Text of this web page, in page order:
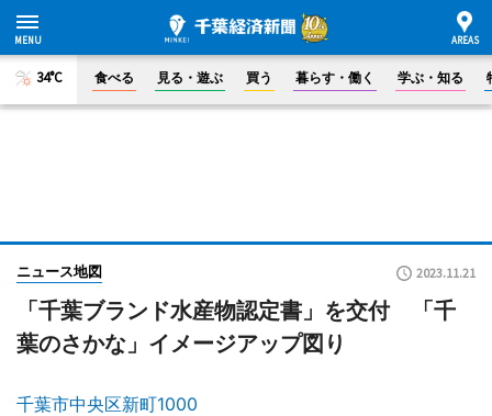
34°C 食べる 見る・遊ぶ 買う 暮らす・働く 学ぶ・知る
ニュース地図 2023.11.21
「千葉ブランド水産物認定書」を交付 「千
葉のさかな」イメージアップ図り
千葉市中央区新町1000